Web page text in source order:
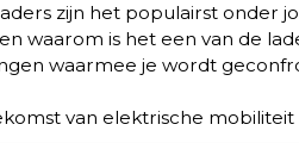
zijn het populairst onder
waarom is het een van de
waarmee je wordt
van elektrische